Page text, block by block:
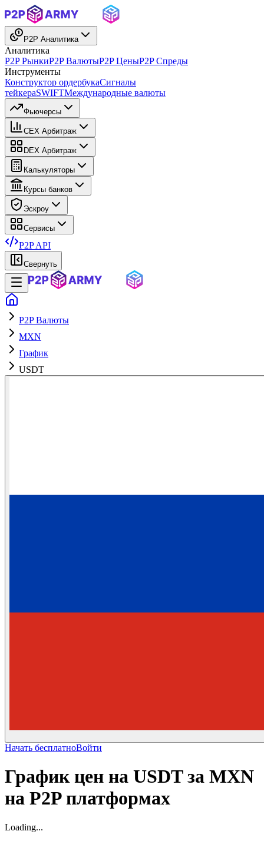
P2P Аналитика
Аналитика
P2P РынкиP2P ВалютыP2P ЦеныP2P Спреды
Инструменты
Конструктор ордербукаСигналы
тейкераSWIFTМеждународные валюты
Фьючерсы
CEX Арбитраж
DEX Арбитраж
Калькуляторы
Курсы банков
Эскроу
Сервисы
P2P API
Свернуть
P2P Валюты
MXN
График
USDT
Начать бесплатноВойти
График цен на USDT за MXN
на P2P платформах
Loading...